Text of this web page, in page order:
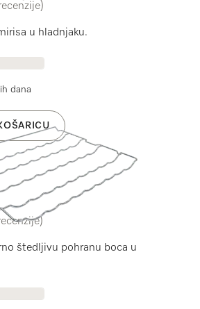
u hladnjaku.
dana
štedljivu pohranu boca u